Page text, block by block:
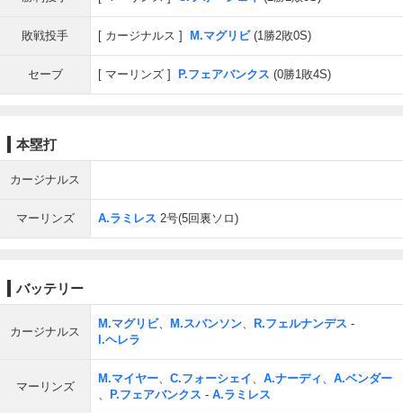
敗戦投手 カージナルス M.マグリビ(1勝2敗0S)
セーブ マーリンズ P.フェアバンクス (0勝1敗4S)
本塁打
カージナルス
マーリンズ A.ラミレス 2号(5回裏ソロ)
バッテリー
カージナルス
M.マグリビ、 M.スバンソン、 R.フェルナンデス -
I.ヘレラ
マーリンズ
M.マイヤー、 C.フォーシェイ、 A.ナーディ 、 A.ベンダー
、
P.フェアバンクス - A.ラミレス